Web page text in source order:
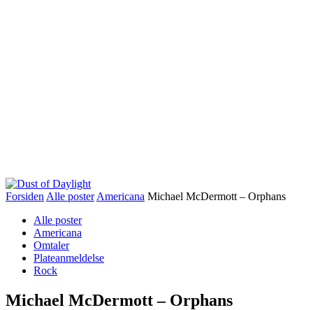
Forsiden Alle poster Americana Michael McDermott – Orphans
Alle poster
Americana
Omtaler
Plateanmeldelse
Rock
Michael McDermott – Orphans